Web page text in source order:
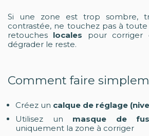
Si une zone est trop sombre,
contrastée, ne touchez pas à toute
retouches locales pour corriger
dégrader le reste.
Comment faire
Créez un calque de réglage
Utilisez un masque de
uniquement la zone à corriger